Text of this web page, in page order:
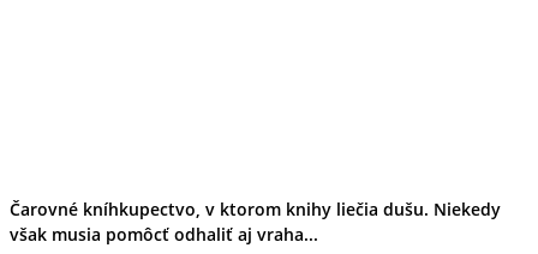
Čarovné kníhkupectvo, v ktorom knihy liečia dušu. Niekedy
však musia pomôcť odhaliť aj vraha...